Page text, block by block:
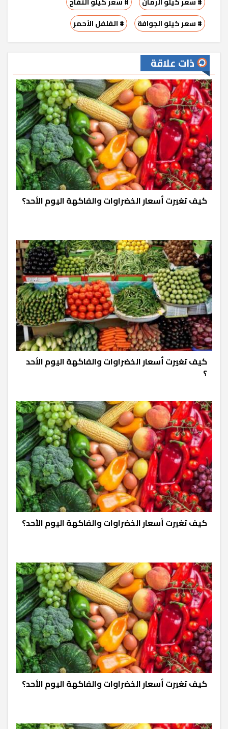
# سعر كيلو الجوافة
# الفلفل الأحمر
ذات علاقة
كيف تغيرت أسعار الخضراوات والفاكهة اليوم الأحد؟
كيف تغيرت أسعار الخضراوات والفاكهة اليوم الأحد
؟
كيف تغيرت أسعار الخضراوات والفاكهة اليوم الأحد؟
كيف تغيرت أسعار الخضراوات والفاكهة اليوم الأحد؟